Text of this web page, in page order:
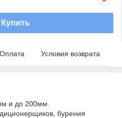
Купить
Оплата Условия возврата
и до 200мм.
бурения